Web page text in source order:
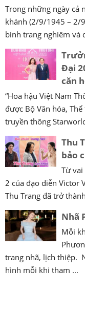
Trong những ngày cả
khánh (2/9/1945 – 2/
binh trang nghiêm và
Đại
căn
“Hoa hậu Việt Nam
được Bộ Văn hóa,
truyền thông
Thu
bảo
Từ
2 của đạo diễn Victor
Thu Trang đã trở
Nhã
Mỗi
trang nhã, lịch thiệp.
hình mỗi khi tham ...